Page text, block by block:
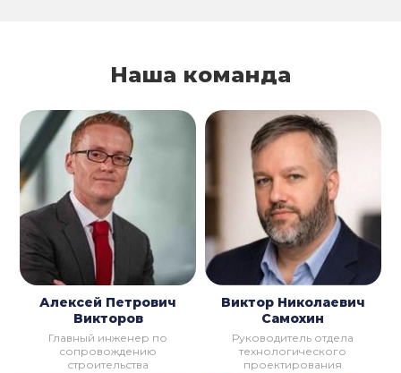
Наша команда
Алексей Петрович
Викторов
Главный инженер по
сопровождению
строительства
Виктор Николаевич
Самохин
Руководитель отдела
технологического
проектирования